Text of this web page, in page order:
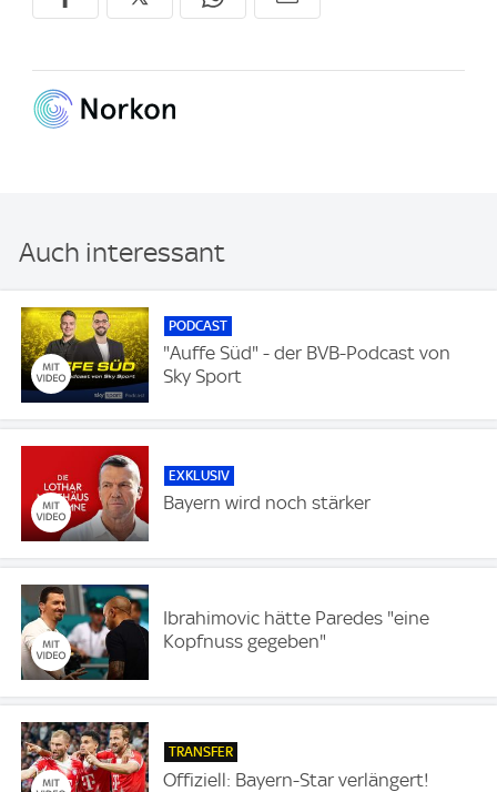
Auch interessant
PODCAST
"Auffe Süd" - der BVB-Podcast von
Sky Sport
EXKLUSIV
Bayern wird noch stärker
Ibrahimovic hätte Paredes "eine
Kopfnuss gegeben"
TRANSFER
Offiziell: Bayern-Star verlängert!